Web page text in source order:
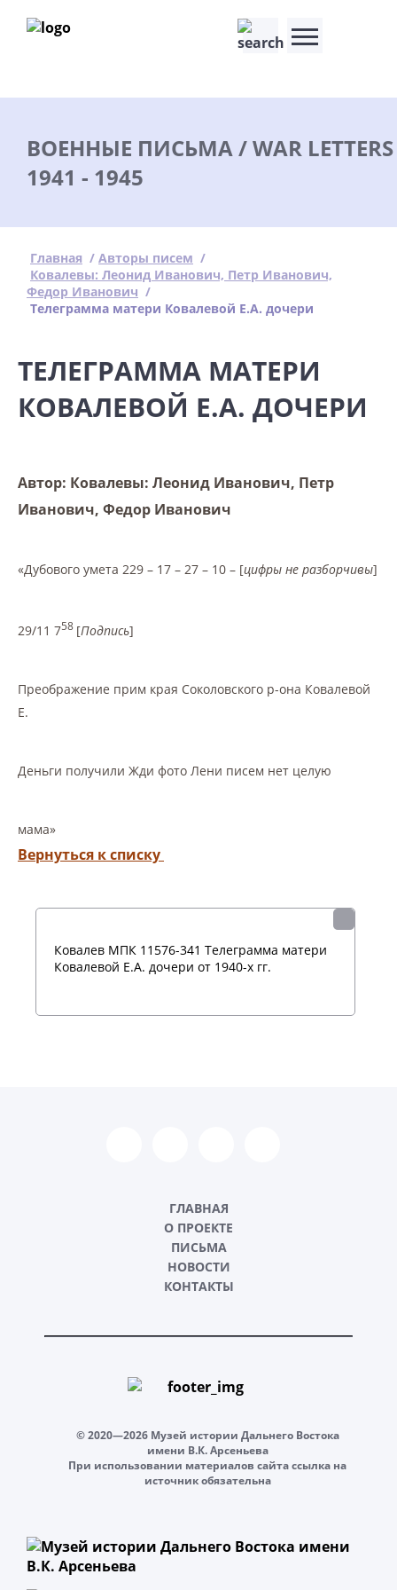
ВОЕННЫЕ ПИСЬМА / WAR LETTERS
1941 - 1945
Главная / Авторы писем /
Ковалевы: Леонид Иванович, Петр Иванович,
Федор Иванович /
Телеграмма матери Ковалевой Е.А. дочери
ТЕЛЕГРАММА МАТЕРИ
КОВАЛЕВОЙ Е.А. ДОЧЕРИ
Автор: Ковалевы: Леонид Иванович, Петр
Иванович, Федор Иванович
«Дубового умета 229 – 17 – 27 – 10 – [цифры не разборчивы]
29/11 758 [Подпись]
Преображение прим края Соколовского р-она Ковалевой
Е.
Деньги получили Жди фото Лени писем нет целую
мама»
Вернуться к списку
Ковалев МПК 11576-341 Телеграмма матери
Ковалевой Е.А. дочери от 1940-х гг.
ГЛАВНАЯ
О ПРОЕКТЕ
ПИСЬМА
НОВОСТИ
КОНТАКТЫ
© 2020—2026 Музей истории Дальнего Востока
имени В.К. Арсеньева
При использовании материалов сайта ссылка на
источник обязательна